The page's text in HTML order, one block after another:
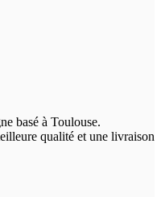
basé à Toulouse.
qualité et une livraison